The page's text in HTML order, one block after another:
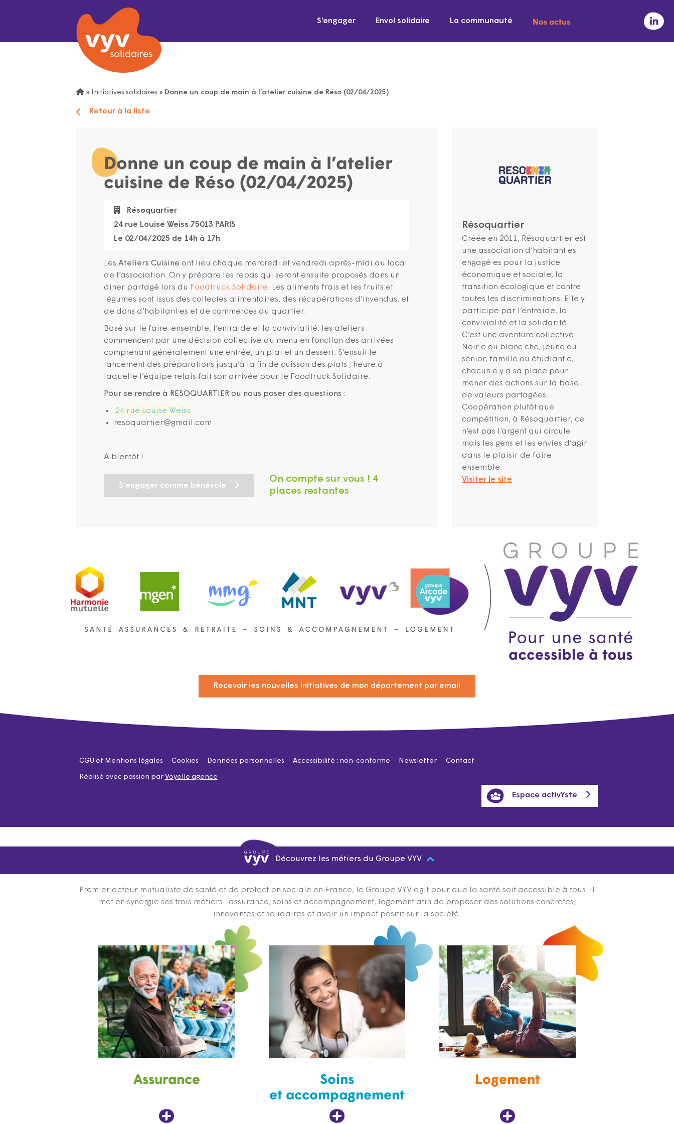
S’engager Envol solidaire La communauté Nos actus
» Initiatives solidaires » Donne un coup de main à l’atelier cuisine de Réso (02/04/2025)
Retour à la liste
Donne un coup de main à l’atelier
cuisine de Réso (02/04/2025)
Résoquartier
24 rue Louise Weiss 75013 PARIS
Le 02/04/2025 de 14h à 17h
Les Ateliers Cuisine ont lieu chaque mercredi et vendredi après-midi au local
de l’association. On y prépare les repas qui seront ensuite proposés dans un
diner partagé lors du Foodtruck Solidaire. Les aliments frais et les fruits et
légumes sont issus des collectes alimentaires, des récupérations d’invendus, et
de dons d’habitant·es et de commerces du quartier.
Basé sur le faire-ensemble, l’entraide et la convivialité, les ateliers
commencent par une décision collective du menu en fonction des arrivées –
comprenant généralement une entrée, un plat et un dessert. S’ensuit le
lancement des préparations jusqu’à la fin de cuisson des plats ; heure à
laquelle l’équipe relais fait son arrivée pour le Foodtruck Solidaire.
Pour se rendre à RESOQUARTIER ou nous poser des questions :
24 rue Louise Weiss
resoquartier@gmail.com
A bientôt !
S'engager comme bénévole
On compte sur vous ! 4
places restantes
Résoquartier
Créée en 2011, Résoquartier est
une association d’habitant·es
engagé·es pour la justice
économique et sociale, la
transition écologique et contre
toutes les discriminations. Elle y
participe par l’entraide, la
convivialité et la solidarité.
C’est une aventure collective.
Noir·e ou blanc·che, jeune ou
sénior, famille ou étudiant·e,
chacun·e y a sa place pour
mener des actions sur la base
de valeurs partagées.
Coopération plutôt que
compétition, à Résoquartier, ce
n’est pas l’argent qui circule
mais les gens et les envies d’agir
dans le plaisir de faire
ensemble.
Visiter le site
Recevoir les nouvelles initiatives de mon département par email
CGU et Mentions légales Cookies Données personnelles Accessibilité : non-conforme Newsletter Contact
Réalisé avec passion par Voyelle agence
Espace activYste
Découvrez les métiers du Groupe VYV
Premier acteur mutualiste de santé et de protection sociale en France, le Groupe VYV agit pour que la santé soit accessible à tous. Il
met en synergie ses trois métiers : assurance, soins et accompagnement, logement afin de proposer des solutions concrètes,
innovantes et solidaires et avoir un impact positif sur la société.
Assurance
Soins
et accompagnement
Logement